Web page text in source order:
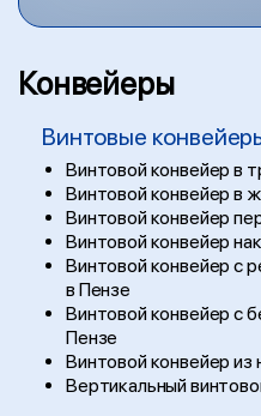
Конвейеры
Винтовые
Винтовой конвейер в
Винтовой конвейер в
Винтовой конвейер
Винтовой конвейер
Винтовой конвейер с
в Пензе
Винтовой конвейер с
Пензе
Винтовой конвейер
Вертикальный